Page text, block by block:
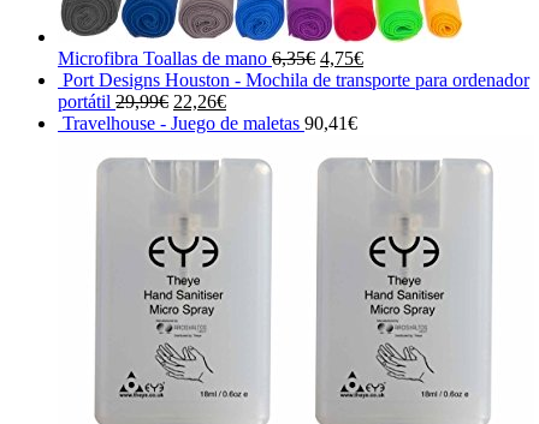
Microfibra Toallas de mano 6,35€ El
precio
era:
4,75€El
precio
Port Designs Houston - Mochila de transporte para ordenador
portátil 29,99€ El
precio
era:
29,99€.
22,26€El
precio
es:
Travelhouse - Juego de maletas 90,41€